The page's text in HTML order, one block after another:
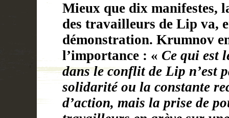
Mieux que dix manifestes,
des travailleurs de Lip va,
démonstration. Krumnov
l’importance : « Ce qui est
dans le conflit de Lip n’est
solidarité ou la constante
d’action, mais la prise de